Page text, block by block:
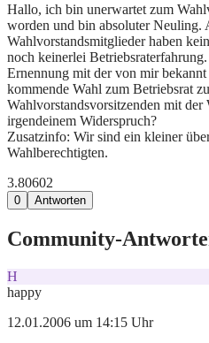
Hallo, ich bin unerwartet zum
worden und bin absoluter Neuling.
Wahlvorstandsmitglieder haben
noch keinerlei
Ernennung mit der von mir
kommende Wahl zum Betriebsrat
Wahlvorstandsvorsitzenden mit
irgendeinem Widerspruch?
Zusatzinfo: Wir sind ein kleiner
Wahlberechtigten.
3.80602
0 Antworten
Community-
H
happy
12.01.2006 um 14:15 Uhr